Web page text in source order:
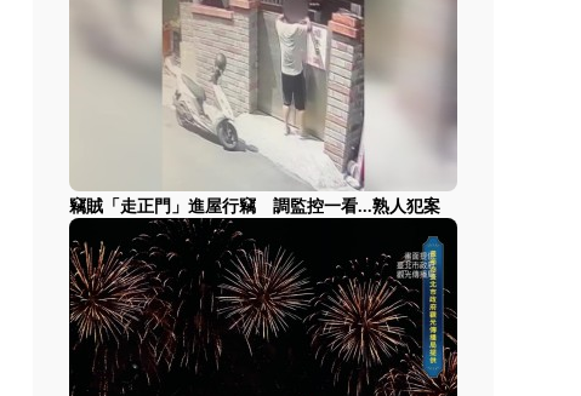
竊賊「走正門」進屋行竊 調監控一看...熟人犯案